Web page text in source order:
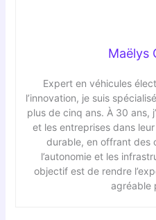
Maëlys
Expert en véhicules
l’innovation, je suis
plus de cinq ans. À 30 ans,
et les entreprises dans
durable, en offrant des
l’autonomie et les
objectif est de rendre
agréable